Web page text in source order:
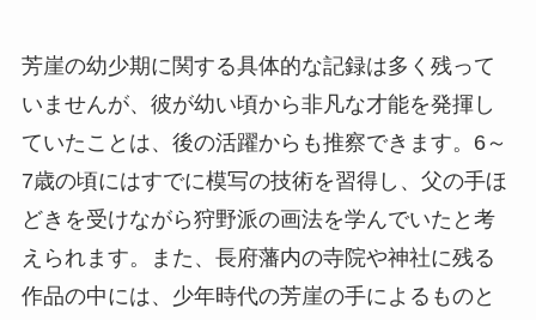
芳崖の幼少期に関する具体的な記録は多く残って
いませんが、彼が幼い頃から非凡な才能を発揮し
ていたことは、後の活躍からも推察できます。6～
7歳の頃にはすでに模写の技術を習得し、父の手ほ
どきを受けながら狩野派の画法を学んでいたと考
えられます。また、長府藩内の寺院や神社に残る
作品の中には、少年時代の芳崖の手によるものと